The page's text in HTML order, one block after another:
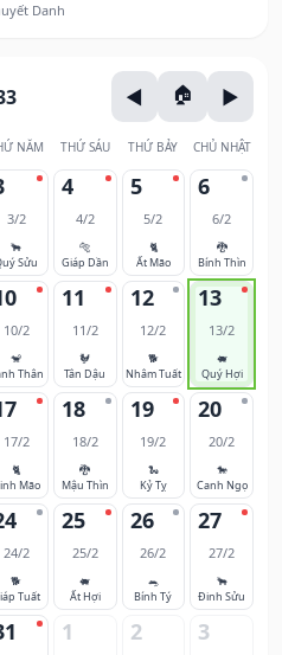
Danh
NĂM THỨ SÁU THỨ BẢY CHỦ NHẬT
3/2
🐂
Sửu
4
4/2
🐅
Giáp Dần
5
5/2
🐈
Ất Mão
6
6/2
🐉
Bính Thìn
10/2
🐒
Thân
11
11/2
🐓
Tân Dậu
12
12/2
🐕
Nhâm Tuất
13
13/2
🐖
Quý Hợi
17/2
🐈
Mão
18
18/2
🐉
Mậu Thìn
19
19/2
🐍
Kỷ Tỵ
20
20/2
🐎
Canh Ngọ
24/2
🐕
Tuất
25
25/2
🐖
Ất Hợi
26
26/2
🐀
Bính Tý
27
27/2
🐂
Đinh Sửu
1 2 3